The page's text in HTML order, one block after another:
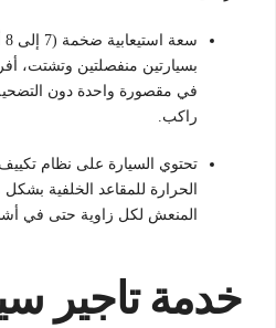
سعة استيعابية ضخمة (7 إلى 8 أفراد):
بسيارتين منفصلتين وتشتت،
في مقصورة واحدة دون
راكب.
تحتوي السيارة على نظام
الحرارة للمقاعد الخلفية
المنعش لكل زاوية حتى في أشد
خدمة تاجير